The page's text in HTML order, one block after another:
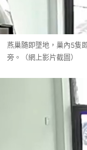
燕巢隨即墜地，巢內5隻
旁。（網上影片截圖）